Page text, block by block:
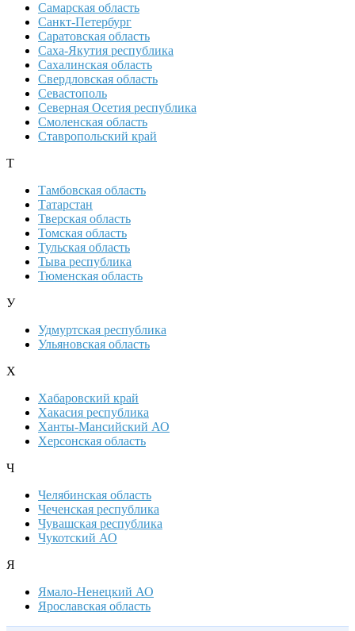
Самарская область
Санкт-Петербург
Саратовская область
Саха-Якутия республика
Сахалинская область
Свердловская область
Севастополь
Северная Осетия республика
Смоленская область
Ставропольский край
Т
Тамбовская область
Татарстан
Тверская область
Томская область
Тульская область
Тыва республика
Тюменская область
У
Удмуртская республика
Ульяновская область
Х
Хабаровский край
Хакасия республика
Ханты-Мансийский АО
Херсонская область
Ч
Челябинская область
Чеченская республика
Чувашская республика
Чукотский АО
Я
Ямало-Ненецкий АО
Ярославская область